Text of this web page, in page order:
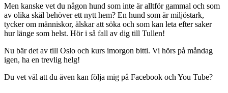
Men kanske vet du någon hund som inte är alltför gammal och som
av olika skäl behöver ett nytt hem? En hund som är miljöstark,
tycker om människor, älskar att söka och som kan leta efter saker
hur länge som helst. Hör i så fall av dig till Tullen!
Nu bär det av till Oslo och kurs imorgon bitti. Vi hörs på måndag
igen, ha en trevlig helg!
Du vet väl att du även kan följa mig på Facebook och You Tube?